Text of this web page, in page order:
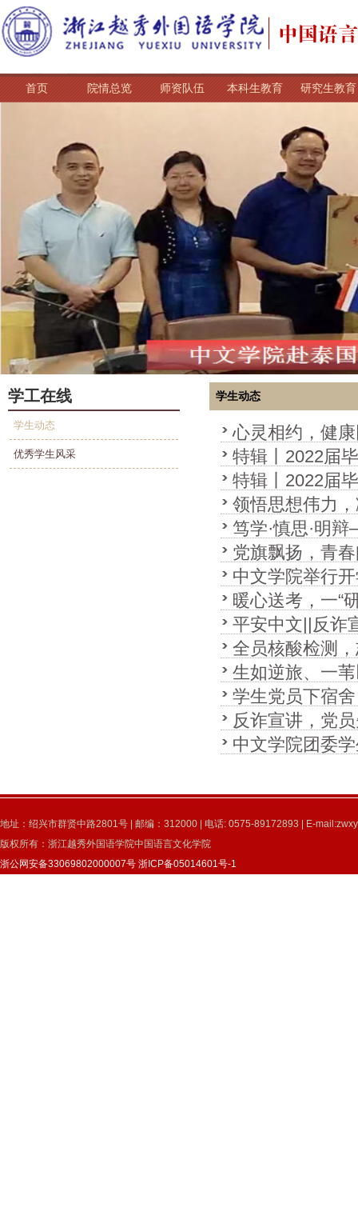
首页 院情总览 师资队伍 本科生教育 研究生教育
学工在线
学生动态
优秀学生风采
学生动态
心灵相约，健
特辑丨2022届
特辑丨2022届
领悟思想伟力
《党课开讲啦》
笃学·慎思·明
落幕
党旗飘扬，青
中文学院举行
暖心送考，一“
平安中文||反诈
全员核酸检测
检测工作
生如逆旅、一
员大会
学生党员下宿
活动
反诈宣讲，党
中文学院团委
地址：绍兴市群贤中路2801号 | 邮编：312000 | 电话: 0575-89172893 | E-
版权所有：浙江越秀外国语学院中国语言文化学院
浙公网安备33069802000007号 浙ICP备05014601号-1